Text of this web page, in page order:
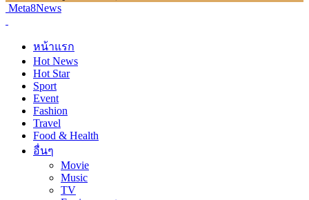
Meta8News
หน้าแรก
Hot News
Hot Star
Sport
Event
Fashion
Travel
Food & Health
อื่นๆ
Movie
Music
TV